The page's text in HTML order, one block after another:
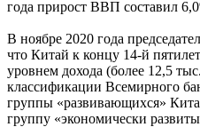
года прирост ВВП составил
В ноябре 2020 года
что Китай к концу 14-й
уровнем дохода (более 12,5
классификации Всемирного
группы «развивающихся»
группу «экономически